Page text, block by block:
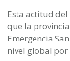
Esta actitud
que la
Emergencia
nivel global por